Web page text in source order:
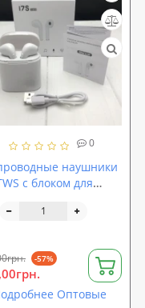
0
наушники
с блоком для
-57%
Оптовые